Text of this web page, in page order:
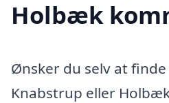
Holbæk
Ønsker du selv at
Knabstrup eller